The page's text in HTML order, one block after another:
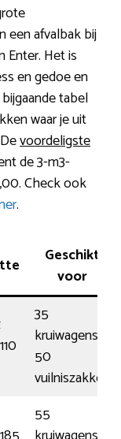
een afvalbak bij
Enter. Het is
en gedoe en
tabel
waar je uit
voordeligste
de 3-m3-
Check ook
.
Geschikt
voor
35
kruiwagens /
50
vuilniszakken
55